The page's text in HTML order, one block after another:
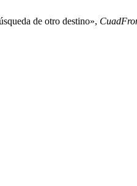
de otro destino»,